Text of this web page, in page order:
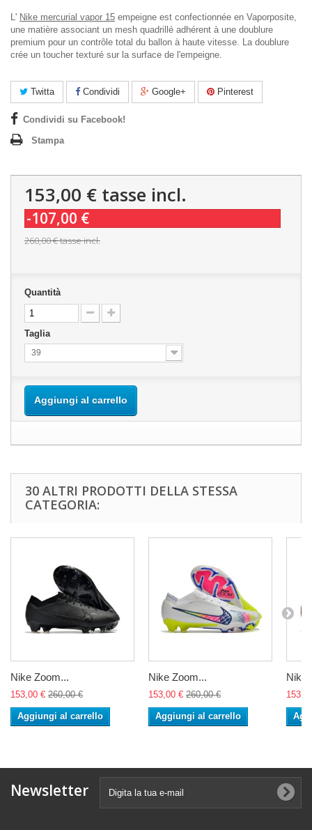
L' Nike mercurial vapor 15 empeigne est confectionnée en Vaporposite,
une matière associant un mesh quadrillé adhérent à une doublure
premium pour un contrôle total du ballon à haute vitesse. La doublure
crée un toucher texturé sur la surface de l'empeigne.
Twitta Condividi Google+ Pinterest
Condividi su Facebook!
Stampa
153,00 € tasse incl.
-107,00 €
260,00 €tasse incl.
Quantità
Taglia
39
Aggiungi al carrello
30 ALTRI PRODOTTI DELLA STESSA
CATEGORIA:
Nike Zoom...
153,00 € 260,00 €
Aggiungi al carrello
Nike Zoom...
153,00 € 260,00 €
Aggiungi al carrello
Nike
Newsletter